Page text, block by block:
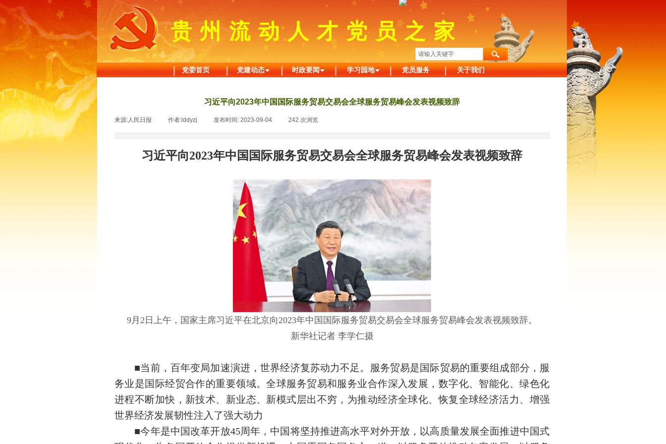
贵州流动人才党员之家
党委首页 党建动态 时政要闻 学习园地 党员服务 关于我们
习近平向2023年中国国际服务贸易交易会全球服务贸易峰会发表视频致辞
来源:人民日报 作者: lddyzj 发布时间: 2023-09-04 242 次浏览
习近平向2023年中国国际服务贸易交易会全球服务贸易峰会发表视频致辞
9月2日上午，国家主席习近平在北京向2023年中国国际服务贸易交易会全球服务贸易峰会发表视频致辞。
新华社记者 李学仁摄
■当前，百年变局加速演进，世界经济复苏动力不足。服务贸易是国际贸易的重要组成部分，服
务业是国际经贸合作的重要领域。全球服务贸易和服务业合作深入发展，数字化、智能化、绿色化
进程不断加快，新技术、新业态、新模式层出不穷，为推动经济全球化、恢复全球经济活力、增强
世界经济发展韧性注入了强大动力
■今年是中国改革开放45周年，中国将坚持推进高水平对外开放，以高质量发展全面推进中国式